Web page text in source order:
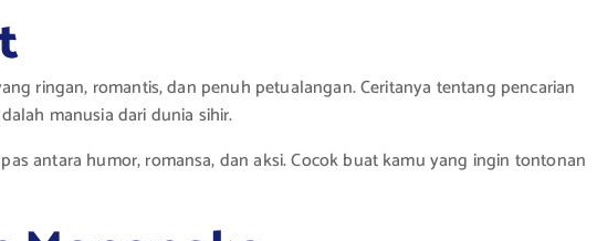
ringan, romantis, dan penuh petualangan. Ceritanya tentang pencarian
manusia dari dunia sihir.
antara humor, romansa, dan aksi. Cocok buat kamu yang ingin tontonan